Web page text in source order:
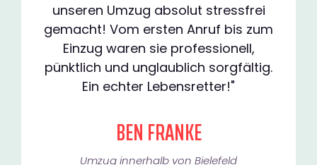
unseren Umzug absolut stressfrei
gemacht! Vom ersten Anruf bis zum
Einzug waren sie professionell,
pünktlich und unglaublich sorgfältig.
Ein echter Lebensretter!"
BEN FRANKE
Umzug innerhalb von Bielefeld​